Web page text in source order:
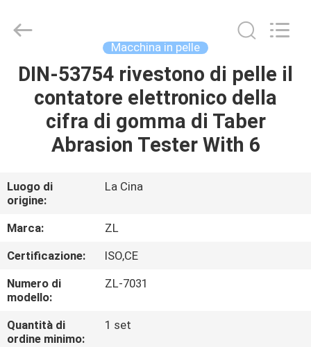
CASA
PRODOTTI
CIRCA
NOI
GIRO
DELLA
FABBRICA
Instrument
Technology
Reserved.
Macchina in pelle
DIN-53754 rivestono di pelle il
contatore elettronico della
cifra di gomma di Taber
Abrasion Tester With 6
Luogo di
origine:
La Cina
Marca:
ZL
Certificazione:
ISO,CE
Numero di
modello:
ZL-7031
Quantità di
ordine minimo:
1 set